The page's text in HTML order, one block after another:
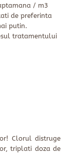
/ m3
de preferinta
putin.
tratamentului
Clorul distruge
triplati doza de